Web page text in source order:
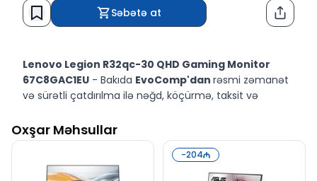
Səbətə at
Lenovo Legion R32qc-30 QHD Gaming Monitor
67C8GAC1EU - Bakıda EvoComp'dan rəsmi zəmanət
və sürətli çatdırılma ilə nəğd, köçürmə, taksit və
Oxşar Məhsullar
-204